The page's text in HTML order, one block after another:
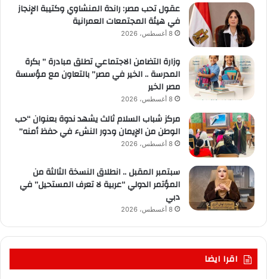
عقول تحب مصر: راندة المنشاوي وكتيبة الإنجاز
في هيئة المجتمعات العمرانية
8 أغسطس، 2026
وزارة التضامن الاجتماعي تطلق مبادرة ” بكرة
المدرسة .. الخير في مصر” بالتعاون مع مؤسسة
مصر الخير
8 أغسطس، 2026
مركز شباب السلام ثالث يشهد ندوة بعنوان “حب
الوطن من الإيمان ودور النشء في حفظ أمنه”
8 أغسطس، 2026
سبتمبر المقبل .. انطلاق النسخة الثالثة من
المؤتمر الدولي “عربية لا تعرف المستحيل” في
دبي
8 أغسطس، 2026
اقرا ايضا